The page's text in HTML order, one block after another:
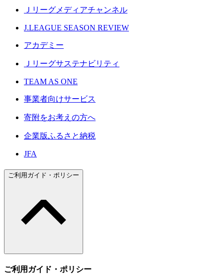
Ｊリーグメディアチャンネル
J.LEAGUE SEASON REVIEW
アカデミー
Ｊリーグサステナビリティ
TEAM AS ONE
事業者向けサービス
寄附をお考えの方へ
企業版ふるさと納税
JFA
ご利用ガイド・ポリシー
ご利用ガイド・ポリシー